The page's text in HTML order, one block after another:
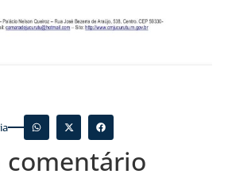
comentário